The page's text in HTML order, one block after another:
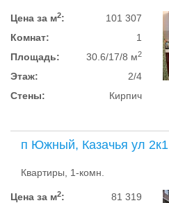
Цена за м2:
101 307
Комнат:
1
Площадь:
30.6/17/8 м2
Этаж:
2/4
Стены:
Кирпич
п Южный, Казачья ул 2к1
Квартиры, 1-комн.
Цена за м2:
81 319